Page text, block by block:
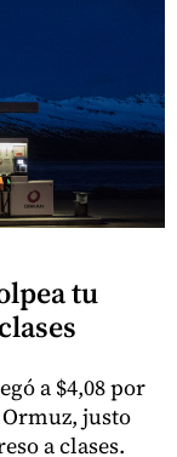
tu
a $4,08 por
justo
a clases.